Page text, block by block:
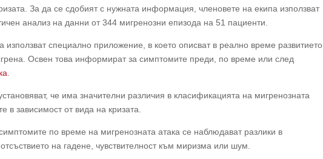
За да се сдобият с нужната информация, членовете на екипа използват
анализ на данни от 344 мигренозни епизода на 51 пациенти.
използват специално приложение, в което описват в реално време развитието
Освен това информират за симптомите преди, по време или след
че има значителни различия в класификацията на мигренозната
в зависимост от вида на кризата.
по време на мигренозната атака се наблюдават разлики в
на гадене, чувствителност към миризма или шум.